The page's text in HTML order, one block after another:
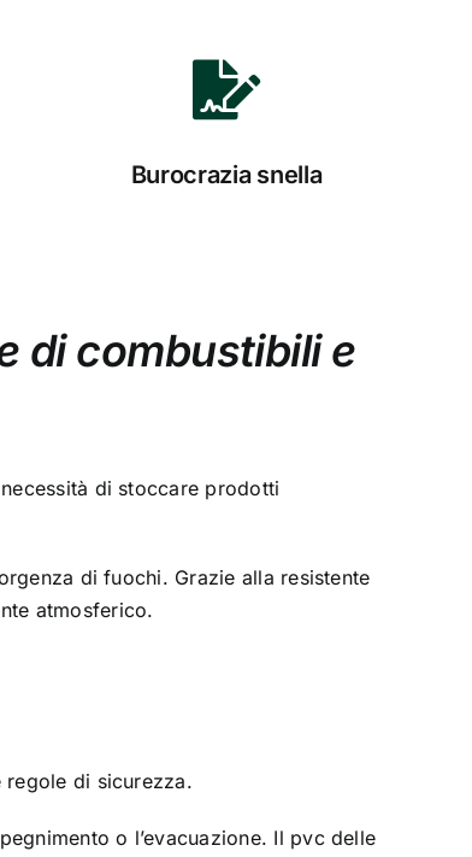
Burocrazia snella
di combustibili e
di stoccare prodotti
di fuochi. Grazie alla resistente
atmosferico.
di sicurezza.
o l’evacuazione. Il pvc delle